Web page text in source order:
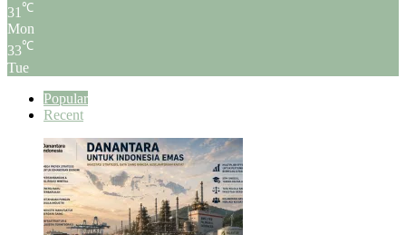
31 ℃
Mon
33℃
Tue
Popular
Recent